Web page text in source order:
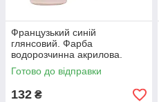
Французький синій
глянсовий. Фарба
водорозчинна акрилова.
HUMBROL 014
Готово до відправки
132 ₴